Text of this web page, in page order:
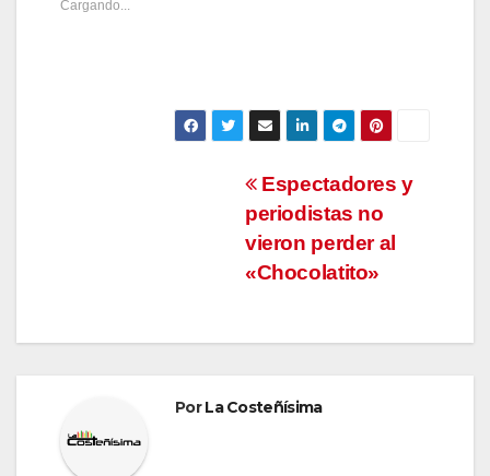
Cargando...
NavegaciónEspectadores y
periodistas no
vieron perder al
«Chocolatito»
PorLa Costeñísima